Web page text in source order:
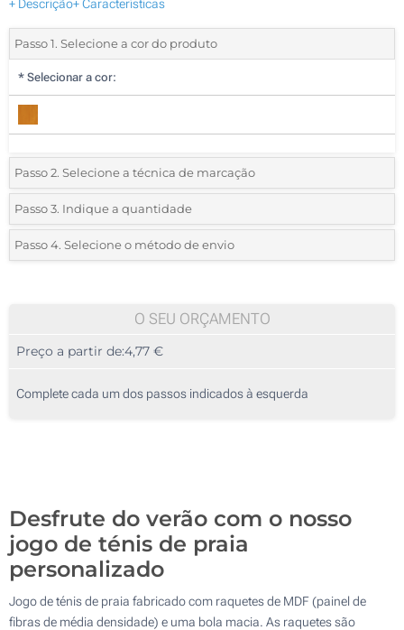
+ Descrição+ Características
Passo 1. Selecione a cor do produto
* Selecionar a cor:
Passo 2. Selecione a técnica de marcação
*Selecione o tipo de marcação e as cores do logotipo:
1 Cor (Na raquete, em um lado)
3 Cores (Na raquete, em um lado)
Passo 3. Indique a quantidade
*Quantidade mínima:5
10
25
Passo 4. Selecione o método de envio
O SEU ORÇAMENTO
Preço a partir de:4,77 €
Complete cada um dos passos indicados à esquerda
Desfrute do verão com o nosso
jogo de ténis de praia
personalizado
Jogo de ténis de praia fabricado com raquetes de MDF (painel de
fibras de média densidade) e uma bola macia. As raquetes são